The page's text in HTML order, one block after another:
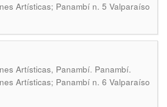
Artísticas; Panambí n. 5 Valparaíso
Artísticas, Panambí. Panambí.
Artísticas; Panambí n. 6 Valparaíso